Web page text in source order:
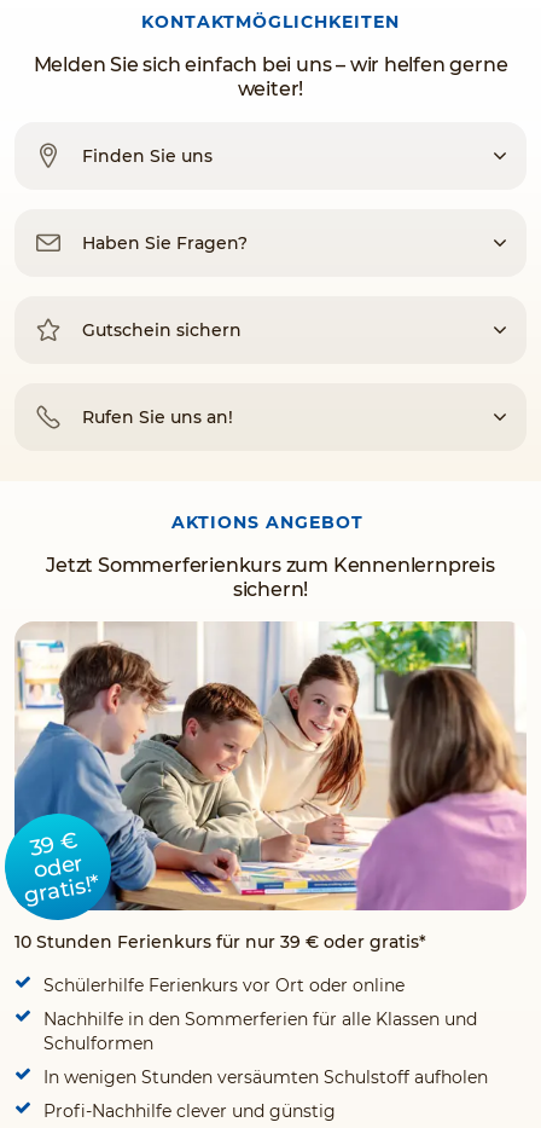
KONTAKTMÖGLICHKEITEN
Melden Sie sich einfach bei uns – wir helfen gerne
weiter!
Finden Sie uns
Haben Sie Fragen?
Gutschein sichern
Rufen Sie uns an!
AKTIONS ANGEBOT
Jetzt Sommerferienkurs zum Kennenlernpreis
sichern!
39 €
oder
gratis!*
10 Stunden Ferienkurs für nur 39 € oder gratis*
Schülerhilfe Ferienkurs vor Ort oder online
Nachhilfe in den Sommerferien für alle Klassen und
Schulformen
In wenigen Stunden versäumten Schulstoff aufholen
Profi-Nachhilfe clever und günstig